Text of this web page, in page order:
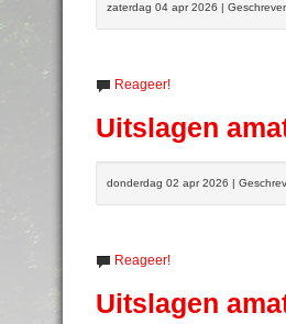
zaterdag 04 apr 2026 |
Reageer!
Uitslagen
donderdag 02 apr 2026 |
Reageer!
Uitslagen